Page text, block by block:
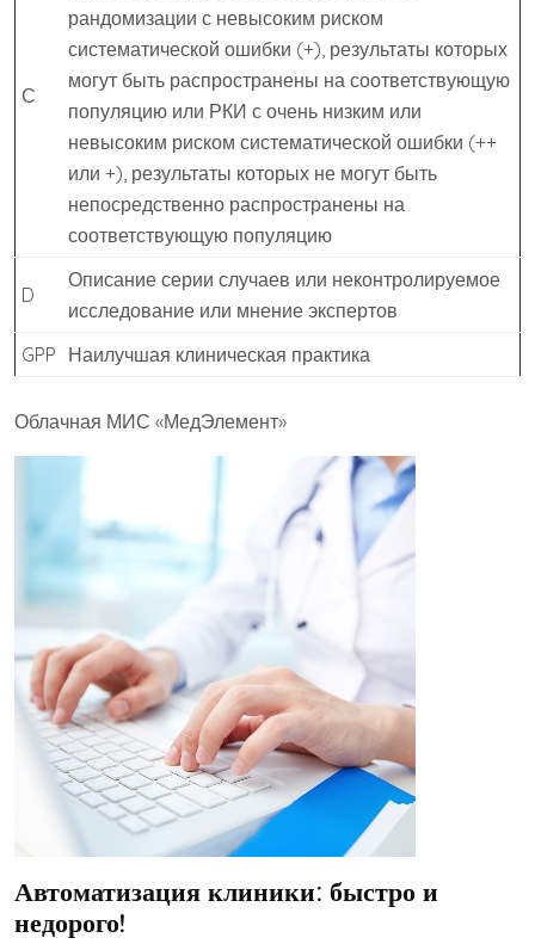
С
рандомизации с невысоким риском
систематической ошибки (+), результаты которых
могут быть распространены на соответствующую
популяцию или РКИ с очень низким или
невысоким риском систематической ошибки (++
или +), результаты которых не могут быть
непосредственно распространены на
соответствующую популяцию
D
Описание серии случаев или неконтролируемое
исследование или мнение экспертов
GPP Наилучшая клиническая практика
Облачная МИС «МедЭлемент»
Автоматизация клиники: быстро и
недорого!